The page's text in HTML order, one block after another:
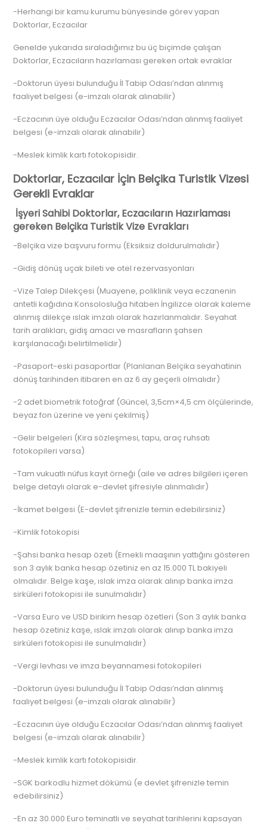
-Herhangi bir kamu kurumu bünyesinde görev yapan
Doktorlar, Eczacılar
Genelde yukarıda sıraladığımız bu üç biçimde çalışan
Doktorlar, Eczacıların hazırlaması gereken ortak evraklar
-Doktorun üyesi bulunduğu İl Tabip Odası’ndan alınmış
faaliyet belgesi (e-imzalı olarak alınabilir)
-Eczacının üye olduğu Eczacılar Odası’ndan alınmış faaliyet
belgesi (e-imzalı olarak alınabilir)
-Meslek kimlik kartı fotokopisidir.
Doktorlar, Eczacılar İçin Belçika Turistik Vizesi
Gerekli Evraklar
İşyeri Sahibi Doktorlar, Eczacıların Hazırlaması
gereken Belçika Turistik Vize Evrakları
-Belçika vize başvuru formu (Eksiksiz doldurulmalıdır)
-Gidiş dönüş uçak bileti ve otel rezervasyonları
-Vize Talep Dilekçesi (Muayene, poliklinik veya eczanenin
antetli kağıdına Konsolosluğa hitaben İngilizce olarak kaleme
alınmış dilekçe ıslak imzalı olarak hazırlanmalıdır. Seyahat
tarih aralıkları, gidiş amacı ve masrafların şahsen
karşılanacağı belirtilmelidir)
-Pasaport-eski pasaportlar (Planlanan Belçika seyahatinin
dönüş tarihinden itibaren en az 6 ay geçerli olmalıdır)
-2 adet biometrik fotoğraf (Güncel, 3,5cm×4,5 cm ölçülerinde,
beyaz fon üzerine ve yeni çekilmiş)
-Gelir belgeleri (Kira sözleşmesi, tapu, araç ruhsatı
fotokopileri varsa)
-Tam vukuatlı nüfus kayıt örneği (aile ve adres bilgileri içeren
belge detaylı olarak e-devlet şifresiyle alınmalıdır)
-İkamet belgesi (E-devlet şifrenizle temin edebilirsiniz)
-Kimlik fotokopisi
-Şahsi banka hesap özeti (Emekli maaşının yattığını gösteren
son 3 aylık banka hesap özetiniz en az 15.000 TL bakiyeli
olmalıdır. Belge kaşe, ıslak imza olarak alınıp banka imza
sirküleri fotokopisi ile sunulmalıdır)
-Varsa Euro ve USD birikim hesap özetleri (Son 3 aylık banka
hesap özetiniz kaşe, ıslak imzalı olarak alınıp banka imza
sirküleri fotokopisi ile sunulmalıdır)
-Vergi levhası ve imza beyannamesi fotokopileri
-Doktorun üyesi bulunduğu İl Tabip Odası’ndan alınmış
faaliyet belgesi (e-imzalı olarak alınabilir)
-Eczacının üye olduğu Eczacılar Odası’ndan alınmış faaliyet
belgesi (e-imzalı olarak alınabilir)
-Meslek kimlik kartı fotokopisidir.
-SGK barkodlu hizmet dökümü (e devlet şifrenizle temin
edebilirsiniz)
-En az 30.000 Euro teminatlı ve seyahat tarihlerini kapsayan